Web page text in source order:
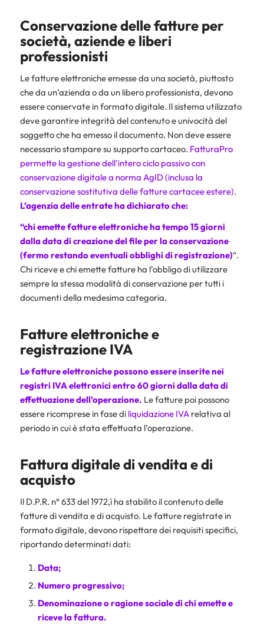
Conservazione delle fatture per
società, aziende e liberi
professionisti
Le fatture elettroniche emesse da una società, piuttosto
che da un’azienda o da un libero professionista, devono
essere conservate in formato digitale. Il sistema utilizzato
deve garantire integrità del contenuto e univocità del
soggetto che ha emesso il documento. Non deve essere
necessario stampare su supporto cartaceo. FatturaPro
permette la gestione dell’intero ciclo passivo con
conservazione digitale a norma AgID (inclusa la
conservazione sostitutiva delle fatture cartacee estere).
L’agenzia delle entrate ha dichiarato che:
“chi emette fatture elettroniche ha tempo 15 giorni
dalla data di creazione del file per la conservazione
(fermo restando eventuali obblighi di registrazione)“.
Chi riceve e chi emette fatture ha l’obbligo di utilizzare
sempre la stessa modalità di conservazione per tutti i
documenti della medesima categoria.
Fatture elettroniche e
registrazione IVA
Le fatture elettroniche possono essere inserite nei
registri IVAelettronici entro 60 giorni dalla data di
effettuazione dell’operazione. Le fatture poi possono
essere ricomprese in fase di liquidazione IVArelativa al
periodo in cui è stata effettuata l’operazione.
Fattura digitale di vendita e di
acquisto
Il D.P.R. n° 633 del 1972,ì ha stabilito il contenuto delle
fatture di vendita e di acquisto. Le fatture registrate in
formato digitale, devono rispettare dei requisiti specifici,
riportando determinati dati:
Data;
Numero progressivo;
Denominazione o ragione sociale di chi emette e
riceve la fattura.